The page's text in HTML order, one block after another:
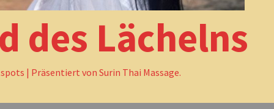
des Lächelns
| Präsentiert von Surin Thai Massage.